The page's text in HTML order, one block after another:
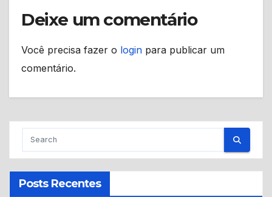
Deixe um comentário
Você precisa fazer o login para publicar um
comentário.
Posts Recentes